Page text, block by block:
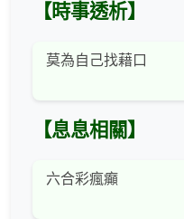
【時事透析】
莫為自己找藉口
【息息相關】
六合彩瘋癲